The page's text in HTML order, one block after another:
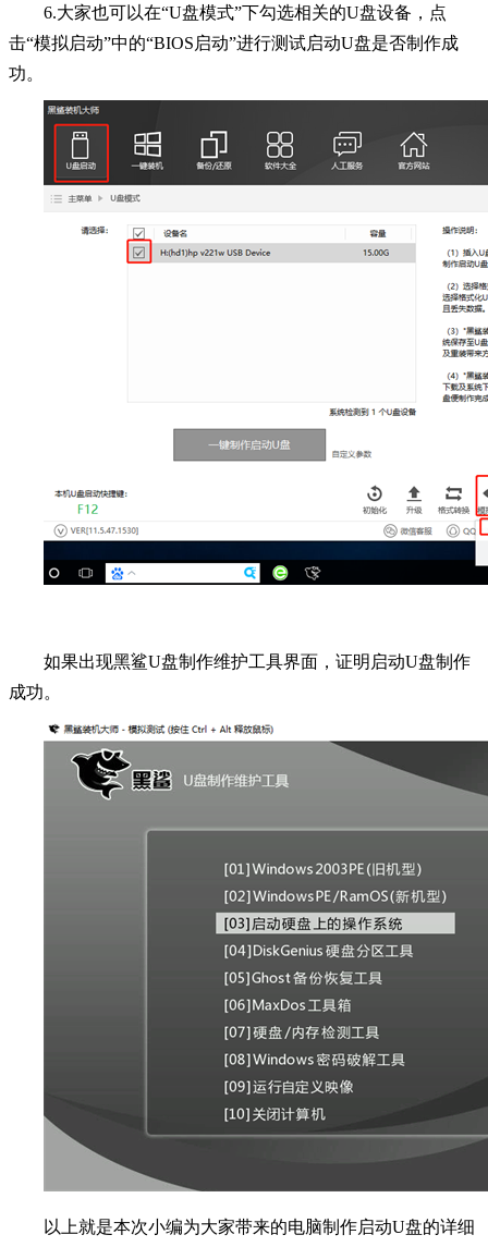
6.大家也可以在“U盘模式”下勾选相关的U盘设备，点
击“模拟启动”中的“BIOS启动”进行测试启动U盘是否制作成
功。
如果出现黑鲨U盘制作维护工具界面，证明启动U盘制作
成功。
以上就是本次小编为大家带来的电脑制作启动U盘的详细